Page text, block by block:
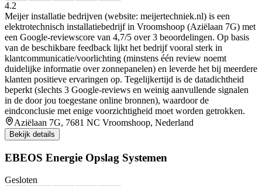
4.2
Meijer installatie bedrijven (website: meijertechniek.nl) is een
elektrotechnisch installatiebedrijf in Vroomshoop (Aziëlaan 7G) met
een Google-reviewscore van 4,7/5 over 3 beoordelingen. Op basis
van de beschikbare feedback lijkt het bedrijf vooral sterk in
klantcommunicatie/voorlichting (minstens één review noemt
duidelijke informatie over zonnepanelen) en leverde het bij meerdere
klanten positieve ervaringen op. Tegelijkertijd is de datadichtheid
beperkt (slechts 3 Google-reviews en weinig aanvullende signalen
in de door jou toegestane online bronnen), waardoor de
eindconclusie met enige voorzichtigheid moet worden getrokken.
Aziëlaan 7G, 7681 NC Vroomshoop, Nederland
Bekijk details
EBEOS Energie Opslag Systemen
Gesloten